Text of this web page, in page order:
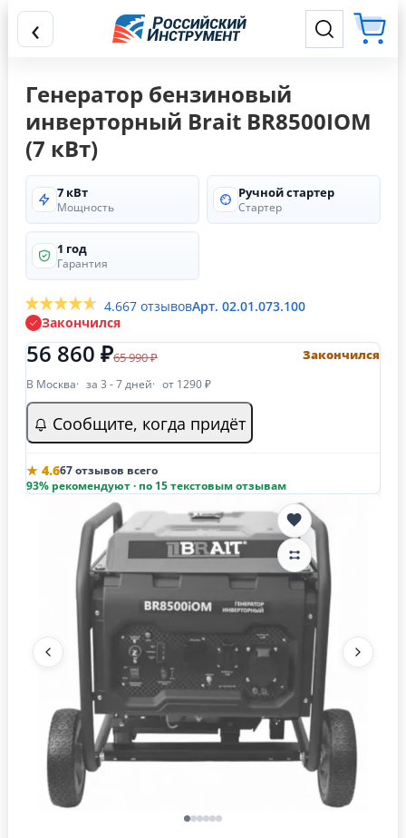
‹
Генератор бензиновый
инверторный Brait BR8500IOM
(7 кВт)
7 кВт
Мощность
Ручной стартер
Стартер
1 год
Гарантия
4.667 отзывовАрт. 02.01.073.100
Закончился
56 860 ₽65 990 ₽ Закончился
В Москва за 3 - 7 дней от 1290 ₽
Сообщите, когда придёт
★ 4.667 отзывов всего
93% рекомендуют · по 15 текстовым отзывам